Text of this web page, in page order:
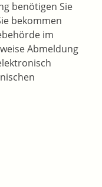
benötigen Sie
bekommen
im
Abmeldung